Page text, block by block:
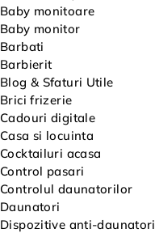
Baby monitoare
Baby monitor
Barbati
Barbierit
Blog & Sfaturi Utile
Brici frizerie
Cadouri digitale
Casa si locuinta
Cocktailuri acasa
Control pasari
Controlul daunatorilor
Daunatori
Dispozitive anti-daunatori